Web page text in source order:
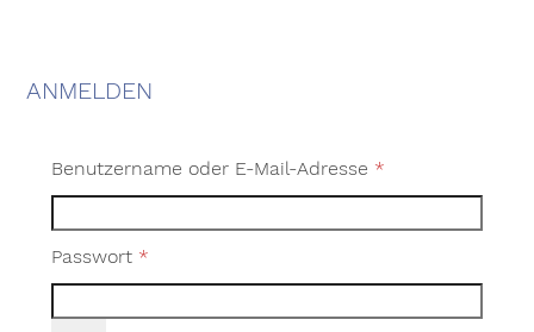
ANMELDEN
Benutzername oder E-Mail-Adresse *
Passwort *